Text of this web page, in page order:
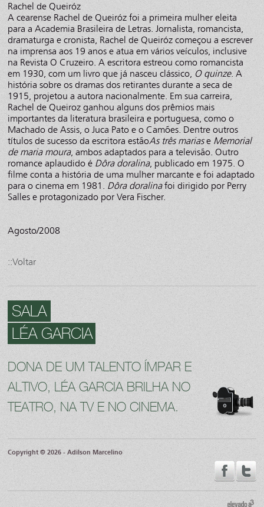
Rachel de Queiróz
A cearense Rachel de Queiróz foi a primeira mulher eleita
para a Academia Brasileira de Letras. Jornalista, romancista,
dramaturga e cronista, Rachel de Queiróz começou a escrever
na imprensa aos 19 anos e atua em vários veículos, inclusive
na Revista O Cruzeiro. A escritora estreou como romancista
em 1930, com um livro que já nasceu clássico, O quinze. A
história sobre os dramas dos retirantes durante a seca de
1915, projetou a autora nacionalmente. Em sua carreira,
Rachel de Queiroz ganhou alguns dos prêmios mais
importantes da literatura brasileira e portuguesa, como o
Machado de Assis, o Juca Pato e o Camões. Dentre outros
títulos de sucesso da escritora estãoAs três mariase Memorial
de maria moura, ambos adaptados para a televisão. Outro
romance aplaudido éDôra doralina, publicado em 1975. O
filme conta a história de uma mulher marcante e foi adaptado
para o cinema em 1981. Dôra doralinafoi dirigido por Perry
Salles e protagonizado por Vera Fischer.
Agosto/2008
::Voltar
SALA
LÉA GARCIA
DONA DE UM TALENTO ÍMPAR E
ALTIVO, LÉA GARCIA BRILHA NO
TEATRO, NA TV E NO CINEMA.
Copyright © 2026 - Adilson Marcelino